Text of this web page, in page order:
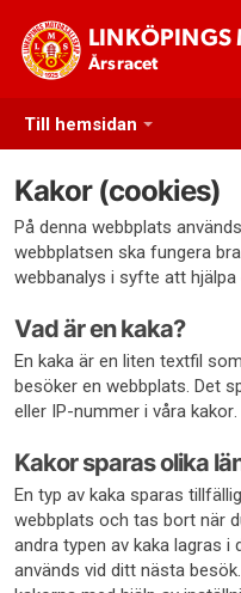
Till hemsidan
LINKÖPINGS
Årsracet
Kakor (cookies)
På denna webbplats
webbplatsen ska fungera
webbanalys i syfte att
Vad är en kaka?
En kaka är en liten textfil
besöker en webbplats. Det
eller IP-nummer i våra kakor.
Kakor sparas olika
En typ av kaka sparas
webbplats och tas bort när
andra typen av kaka lagras i
används vid ditt nästa